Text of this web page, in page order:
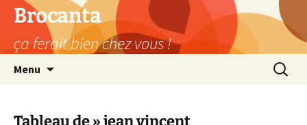
Aller
contenu
Brocanta
ça ferait bien chez vous !
Menu
Tableau de » jean vincent